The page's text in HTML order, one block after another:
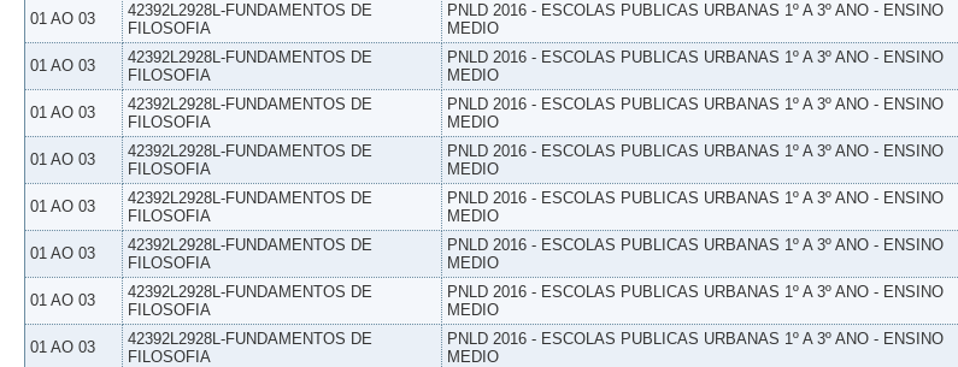
01 AO 03
42392L2928L-FUNDAMENTOS DE
FILOSOFIA
PNLD 2016 - ESCOLAS PUBLICAS URBANAS 1º A 3º ANO - ENSINO
MEDIO
01 AO 03
42392L2928L-FUNDAMENTOS DE
FILOSOFIA
PNLD 2016 - ESCOLAS PUBLICAS URBANAS 1º A 3º ANO - ENSINO
MEDIO
01 AO 03
42392L2928L-FUNDAMENTOS DE
FILOSOFIA
PNLD 2016 - ESCOLAS PUBLICAS URBANAS 1º A 3º ANO - ENSINO
MEDIO
01 AO 03
42392L2928L-FUNDAMENTOS DE
FILOSOFIA
PNLD 2016 - ESCOLAS PUBLICAS URBANAS 1º A 3º ANO - ENSINO
MEDIO
01 AO 03
42392L2928L-FUNDAMENTOS DE
FILOSOFIA
PNLD 2016 - ESCOLAS PUBLICAS URBANAS 1º A 3º ANO - ENSINO
MEDIO
01 AO 03
42392L2928L-FUNDAMENTOS DE
FILOSOFIA
PNLD 2016 - ESCOLAS PUBLICAS URBANAS 1º A 3º ANO - ENSINO
MEDIO
01 AO 03
42392L2928L-FUNDAMENTOS DE
FILOSOFIA
PNLD 2016 - ESCOLAS PUBLICAS URBANAS 1º A 3º ANO - ENSINO
MEDIO
01 AO 03
42392L2928L-FUNDAMENTOS DE
FILOSOFIA
PNLD 2016 - ESCOLAS PUBLICAS URBANAS 1º A 3º ANO - ENSINO
MEDIO